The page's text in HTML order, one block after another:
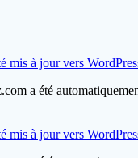
mis à jour vers
a été
mis à jour vers